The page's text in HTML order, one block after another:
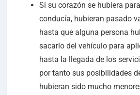
Si su corazón se hubiera
conducía, hubieran pasado
hasta que alguna persona
sacarlo del vehículo para
hasta la llegada de los
por tanto sus posibilidades
hubieran sido mucho